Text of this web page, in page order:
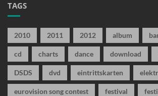
TAGS
2010 2011 2012 album
cd charts dance download
DSDS dvd eintrittskarten
eurovision song contest festival